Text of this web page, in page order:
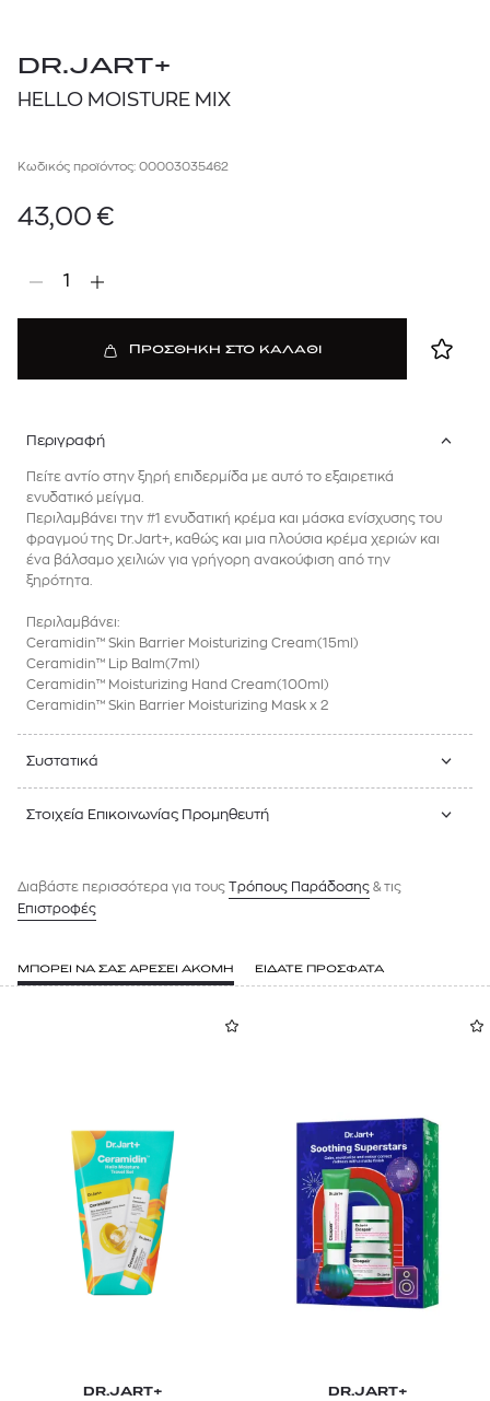
DR.JART+
HELLO MOISTURE MIX
Κωδικός προϊόντος: 00003035462
43,00 €
1
ΠΡΟΣΘΗΚΗ ΣΤΟ ΚΑΛΑΘΙ
Περιγραφή
Πείτε αντίο στην ξηρή επιδερμίδα με αυτό το εξαιρετικά
ενυδατικό μείγμα.
Περιλαμβάνει την #1 ενυδατική κρέμα και μάσκα ενίσχυσης του
φραγμού της Dr.Jart+, καθώς και μια πλούσια κρέμα χεριών και
ένα βάλσαμο χειλιών για γρήγορη ανακούφιση από την
ξηρότητα.
Περιλαμβάνει:
Ceramidin™ Skin Barrier Moisturizing Cream(15ml)
Ceramidin™ Lip Balm(7ml)
Ceramidin™ Moisturizing Hand Cream(100ml)
Ceramidin™ Skin Barrier Moisturizing Mask x 2
Συστατικά
Στοιχεία Επικοινωνίας Προμηθευτή
Διαβάστε περισσότερα για τους Tρόπους Παράδοσης & τις
Επιστροφές
ΜΠΟΡΕΙ ΝΑ ΣΑΣ ΑΡΕΣΕΙ ΑΚΟΜΗ ΕΙΔΑΤΕ ΠΡΟΣΦΑΤΑ
DR.JART+
DR.JART+